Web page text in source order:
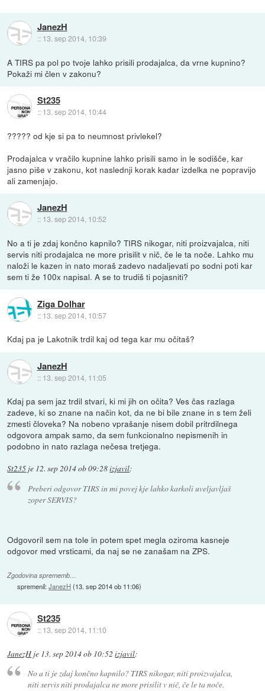
JanezH
:: 13. sep 2014, 10:39
A TIRS pa pol po tvoje lahko prisili prodajalca, da vrne kupnino?
Pokaži mi člen v zakonu?
St235
:: 13. sep 2014, 10:44
????? od kje si pa to neumnost privlekel?
Prodajalca v vračilo kupnine lahko prisili samo in le sodišče, kar
jasno piše v zakonu, kot naslednji korak kadar izdelka ne popravijo
ali zamenjajo.
JanezH
:: 13. sep 2014, 10:52
No a ti je zdaj končno kapnilo? TIRS nikogar, niti proizvajalca, niti
servis niti prodajalca ne more prisilit v nič, če le ta noče. Lahko mu
naloži le kazen in nato moraš zadevo nadaljevati po sodni poti kar
sem ti že 100x napisal. A se to trudiš ti pojasniti?
Ziga Dolhar
:: 13. sep 2014, 10:57
Kdaj pa je Lakotnik trdil kaj od tega kar mu očitaš?
JanezH
:: 13. sep 2014, 11:05
Kdaj pa sem jaz trdil stvari, ki mi jih on očita? Ves čas razlaga
zadeve, ki so znane na način kot, da ne bi bile znane in s tem želi
zmesti človeka? Na nobeno vprašanje nisem dobil pritrdilnega
odgovora ampak samo, da sem funkcionalno nepismenih in
podobno in nato razlaga nečesa tretjega.
St235 je 12. sep 2014 ob 09:28izjavil:
Preberi odgovor TIRS in mi povej kje lahko karkoli uveljavljaš
zoper SERVIS?
Odgovoril sem na tole in potem spet megla oziroma kasneje
odgovor med vrsticami, da naj se ne zanašam na ZPS.
Zgodovina sprememb…
spremenil:JanezH (13. sep 2014 ob 11:06)
St235
:: 13. sep 2014, 11:10
JanezH je 13. sep 2014 ob 10:52 izjavil:
No a ti je zdaj končno kapnilo? TIRS nikogar, niti proizvajalca,
niti servis niti prodajalca ne more prisilit v nič, če le ta noče.